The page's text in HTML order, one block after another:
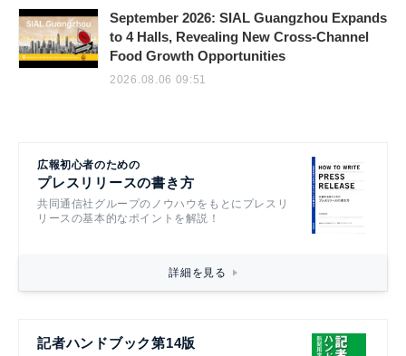
September 2026: SIAL Guangzhou Expands
to 4 Halls, Revealing New Cross-Channel
Food Growth Opportunities
2026.08.06 09:51
広報初心者のための
プレスリリースの書き方
共同通信社グループのノウハウをもとにプレスリ
リースの基本的なポイントを解説！
詳細を見る
記者ハンドブック第14版